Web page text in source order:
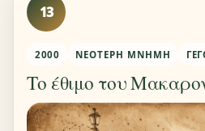
13
2000 ΝΕΌΤΕΡΗ ΜΝΉΜΗ
Το έθιμο του